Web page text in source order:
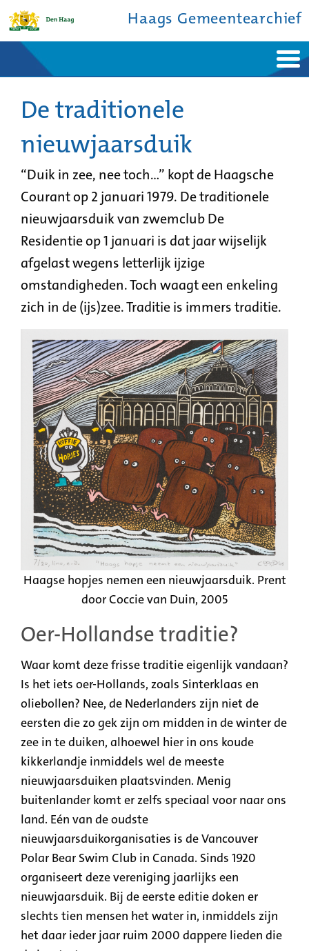
Haags Gemeentearchief
Ontdek de stad
De studiezaal
Bronnen en collecties
Over ons
Contact
De traditionele
nieuwjaarsduik
“Duik in zee, nee toch…” kopt de Haagsche
Courant op 2 januari 1979. De traditionele
nieuwjaarsduik van zwemclub De
Residentie op 1 januari is dat jaar wijselijk
afgelast wegens letterlijk ijzige
omstandigheden. Toch waagt een enkeling
zich in de (ijs)zee. Traditie is immers traditie.
Haagse hopjes nemen een nieuwjaarsduik. Prent
door Coccie van Duin, 2005
Oer-Hollandse traditie?
Waar komt deze frisse traditie eigenlijk vandaan?
Is het iets oer-Hollands, zoals Sinterklaas en
oliebollen? Nee, de Nederlanders zijn niet de
eersten die zo gek zijn om midden in de winter de
zee in te duiken, alhoewel hier in ons koude
kikkerlandje inmiddels wel de meeste
nieuwjaarsduiken plaatsvinden. Menig
buitenlander komt er zelfs speciaal voor naar ons
land. Eén van de oudste
nieuwjaarsduikorganisaties is de Vancouver
Polar Bear Swim Club in Canada. Sinds 1920
organiseert deze vereniging jaarlijks een
nieuwjaarsduik. Bij de eerste editie doken er
slechts tien mensen het water in, inmiddels zijn
het daar ieder jaar ruim 2000 dappere lieden die